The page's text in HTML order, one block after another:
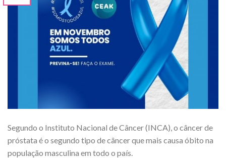
Segundo o Instituto Nacional de Câncer (INCA), o câncer de
próstata é o segundo tipo de câncer que mais causa óbito na
população masculina em todo o país.